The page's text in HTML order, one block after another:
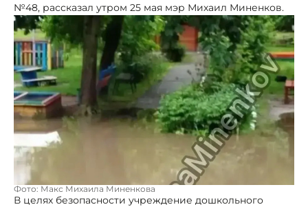
№48, рассказал утром 25 мая мэр Михаил Миненков.
Фото: Макс Михаила Миненкова
В целях безопасности учреждение дошкольного